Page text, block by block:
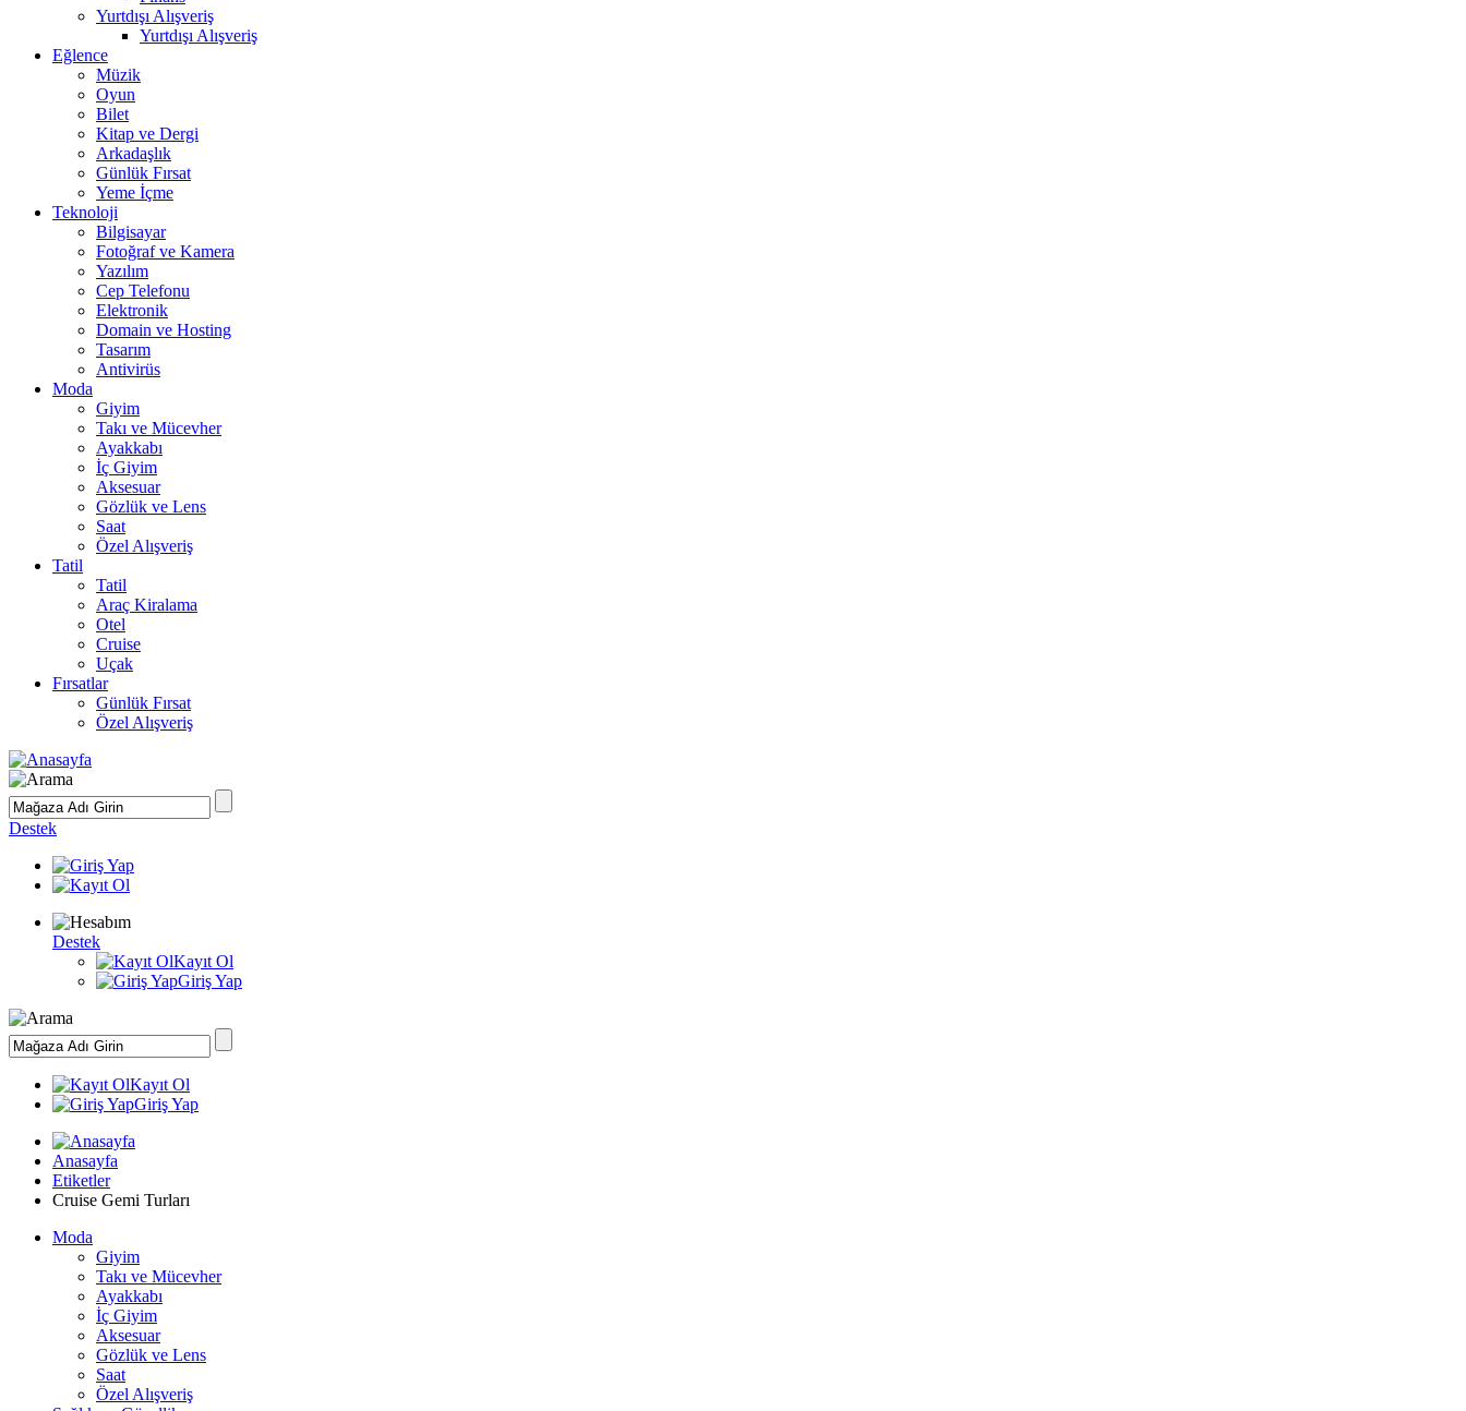
Yurtdışı Alışveriş
Yurtdışı Alışveriş
Eğlence
Müzik
Oyun
Bilet
Kitap ve Dergi
Arkadaşlık
Günlük Fırsat
Yeme İçme
Teknoloji
Bilgisayar
Fotoğraf ve Kamera
Yazılım
Cep Telefonu
Elektronik
Domain ve Hosting
Tasarım
Antivirüs
Moda
Giyim
Takı ve Mücevher
Ayakkabı
İç Giyim
Aksesuar
Gözlük ve Lens
Saat
Özel Alışveriş
Tatil
Tatil
Araç Kiralama
Otel
Cruise
Uçak
Fırsatlar
Günlük Fırsat
Özel Alışveriş
Destek
Destek
Kayıt Ol
Giriş Yap
Kayıt Ol
Giriş Yap
Anasayfa
Etiketler
Cruise Gemi Turları
Moda
Giyim
Takı ve Mücevher
Ayakkabı
İç Giyim
Aksesuar
Gözlük ve Lens
Saat
Özel Alışveriş